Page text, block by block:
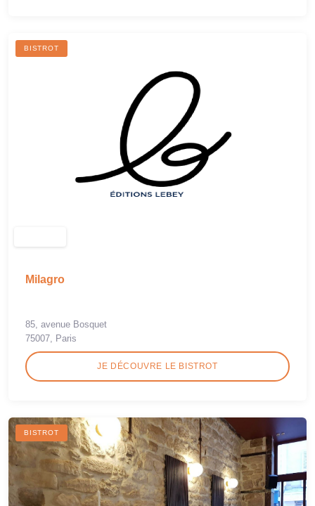
BISTROT
Milagro
85, avenue Bosquet
75007, Paris
JE DÉCOUVRE LE BISTROT
BISTROT